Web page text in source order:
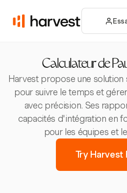
Calculateur de
Harvest propose une solution
pour suivre le temps et
avec précision. Ses
capacités d'intégration en
pour les équipes et
Try Harvest